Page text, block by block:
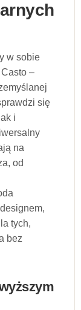
w sobie
–
się
i
na
od
tych,
bez